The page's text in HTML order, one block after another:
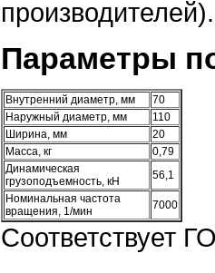
Параметры
Внутренний диаметр, мм
70
Наружный диаметр, мм
110
Ширина, мм
20
Масса, кг
0,79
Динамическая
грузоподъемность, кН
56,1
Номинальная частота
вращения, 1/мин
7000
Соответствует